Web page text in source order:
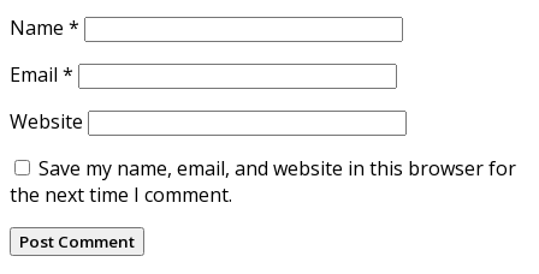
Name *
Email *
Website
Save my name, email, and website in this browser for
the next time I comment.